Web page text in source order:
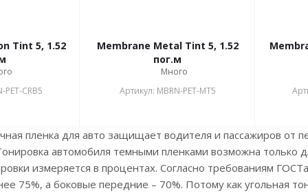
Tint 5, 1.52
PET-CRB5
Membrane Metal Tint 5, 1.52
пог.м
Много
Артикул: MBRN-PET-MT5
пленка для авто защищает водителя и пассажиров от
автомобиля темными пленками возможна только
измеряется в процентах. Согласно требованиям
75%, а боковые передние – 70%. Потому как угольная